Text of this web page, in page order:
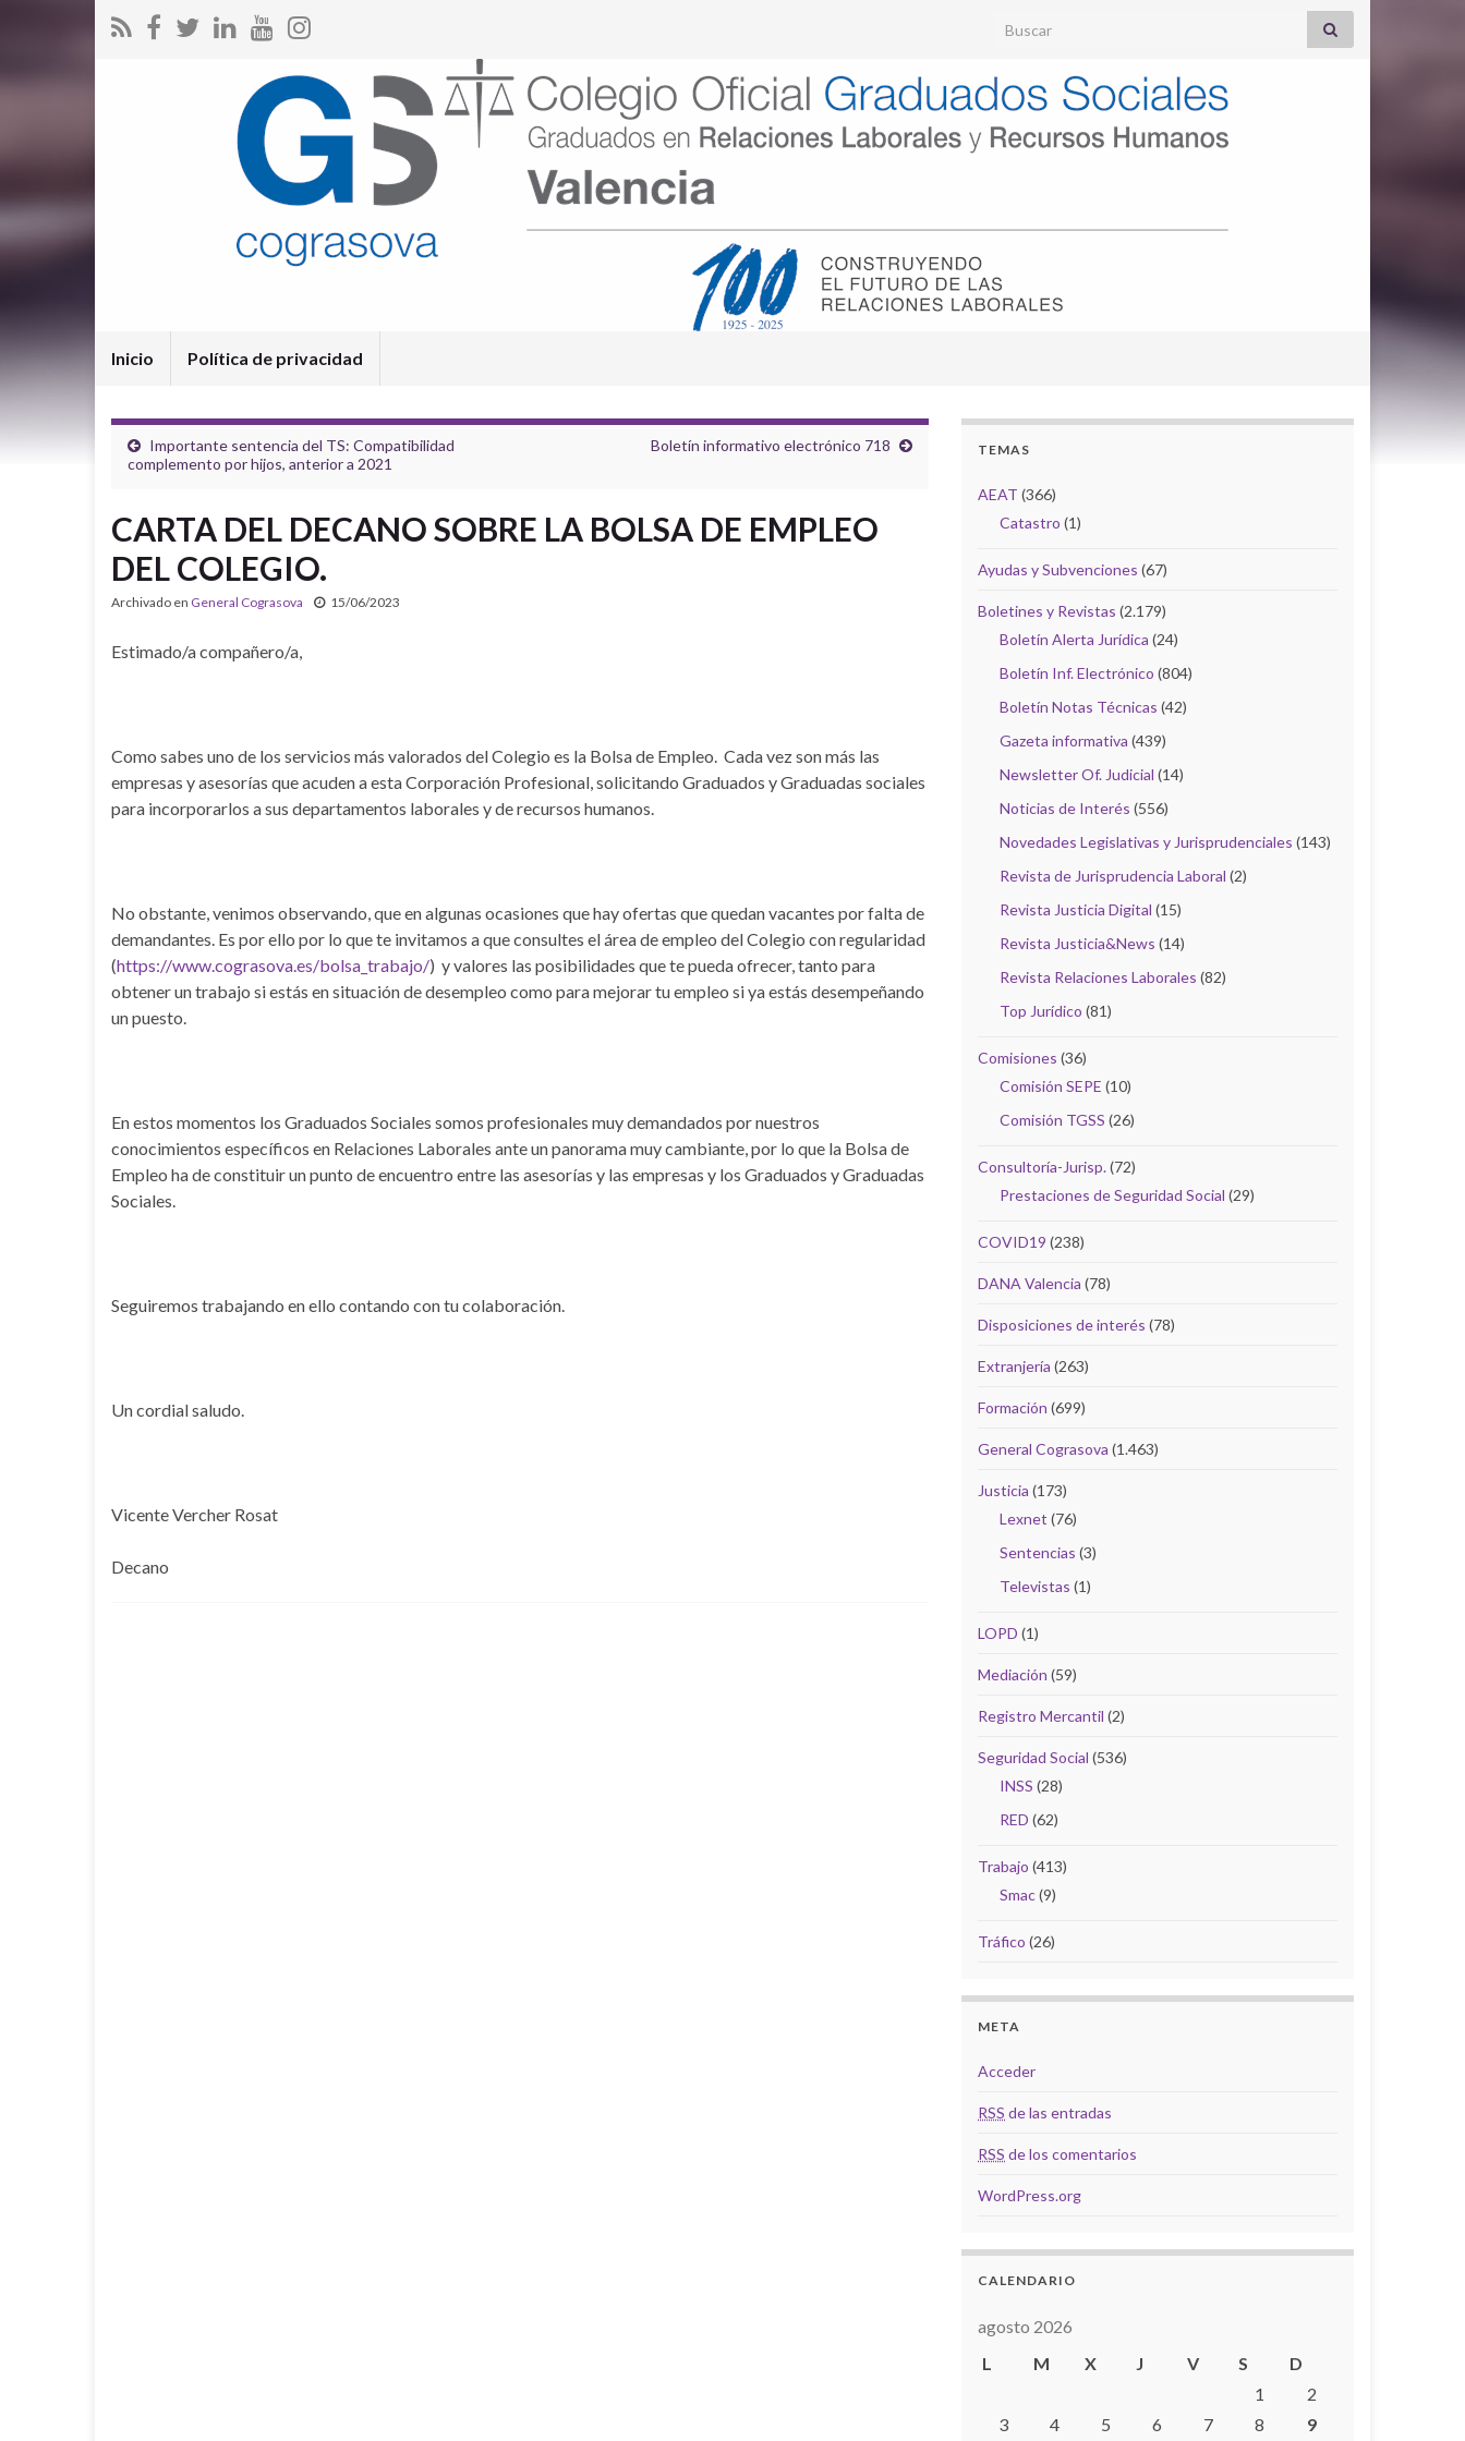
Search for:
Inicio Política de privacidad
Importante sentencia del TS: Compatibilidad
complemento por hijos, anterior a 2021
Boletín informativo electrónico 718
CARTA DEL DECANO SOBRE LA BOLSA DE EMPLEO
DEL COLEGIO.
Archivado en General Cograsova 15/06/2023
Estimado/a compañero/a,
Como sabes uno de los servicios más valorados del Colegio es la Bolsa de Empleo. Cada vez son más las
empresas y asesorías que acuden a esta Corporación Profesional, solicitando Graduados y Graduadas sociales
para incorporarlos a sus departamentos laborales y de recursos humanos.
No obstante, venimos observando, que en algunas ocasiones que hay ofertas que quedan vacantes por falta de
demandantes. Es por ello por lo que te invitamos a que consultes el área de empleo del Colegio con regularidad
(https://www.cograsova.es/bolsa_trabajo/) y valores las posibilidades que te pueda ofrecer, tanto para
obtener un trabajo si estás en situación de desempleo como para mejorar tu empleo si ya estás desempeñando
un puesto.
En estos momentos los Graduados Sociales somos profesionales muy demandados por nuestros
conocimientos específicos en Relaciones Laborales ante un panorama muy cambiante, por lo que la Bolsa de
Empleo ha de constituir un punto de encuentro entre las asesorías y las empresas y los Graduados y Graduadas
Sociales.
Seguiremos trabajando en ello contando con tu colaboración.
Un cordial saludo.
Vicente Vercher Rosat
Decano
TEMAS
AEAT (366)
Catastro (1)
Ayudas y Subvenciones (67)
Boletines y Revistas (2.179)
Boletín Alerta Jurídica (24)
Boletín Inf. Electrónico (804)
Boletín Notas Técnicas (42)
Gazeta informativa (439)
Newsletter Of. Judicial (14)
Noticias de Interés (556)
Novedades Legislativas y Jurisprudenciales (143)
Revista de Jurisprudencia Laboral (2)
Revista Justicia Digital (15)
Revista Justicia&News (14)
Revista Relaciones Laborales (82)
Top Jurídico (81)
Comisiones (36)
Comisión SEPE (10)
Comisión TGSS (26)
Consultoría-Jurisp.(72)
Prestaciones de Seguridad Social (29)
COVID19 (238)
DANA Valencia (78)
Disposiciones de interés (78)
Extranjería (263)
Formación (699)
General Cograsova (1.463)
Justicia (173)
Lexnet (76)
Sentencias (3)
Televistas (1)
LOPD (1)
Mediación (59)
Registro Mercantil (2)
Seguridad Social (536)
INSS (28)
RED (62)
Trabajo (413)
Smac(9)
Tráfico (26)
META
Acceder
RSS de las entradas
RSS de los comentarios
WordPress.org
CALENDARIO
agosto 2026
L
M X J V S
D
1
2
3
4 5 6 7 8 9